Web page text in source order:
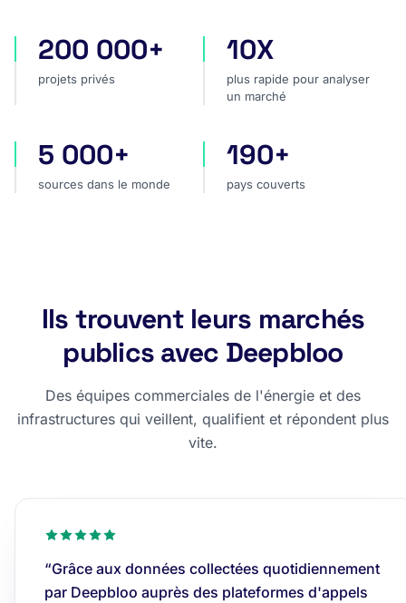
projets privés
200 000+
projets privés
plus rapide pour analyser
10X
plus rapide pour analyser
un marché
sources dans le monde
5 000+
sources dans le monde
pays couverts
190+
pays couverts
Ils trouvent leurs marchés
publics avec Deepbloo
Des équipes commerciales de l'énergie et des
infrastructures qui veillent, qualifient et répondent plus
vite.
“Grâce aux données collectées quotidiennement
par Deepbloo auprès des plateformes d'appels